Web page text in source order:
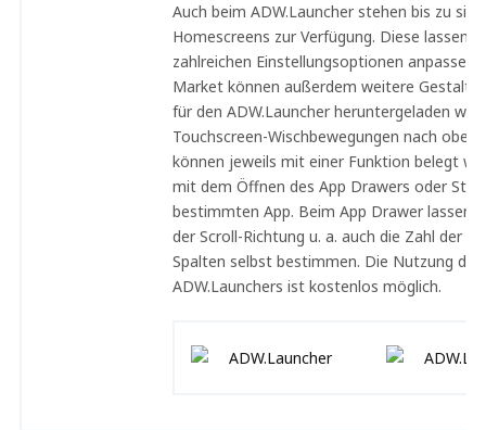
Auch beim ADW.Launcher stehen bis zu
Homescreens zur Verfügung. Diese lassen
zahlreichen Einstellungsoptionen anpassen.
Market können außerdem weitere
für den ADW.Launcher heruntergeladen
Touchscreen-Wischbewegungen nach oben
können jeweils mit einer Funktion belegt
mit dem Öffnen des App Drawers oder
bestimmten App. Beim App Drawer lassen
der Scroll-Richtung u. a. auch die Zahl der
Spalten selbst bestimmen. Die Nutzung des
ADW.Launchers ist kostenlos möglich.